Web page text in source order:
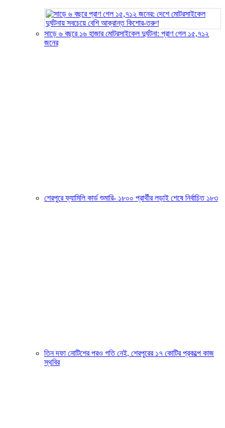
সাড়ে ৬ বছরে ১৬ হাজার মোটরসাইকেল দুর্ঘটনা: প্রাণ গেল ১৫,৭১২
জনের
শেরপুরে ফ্যামিলি কার্ড শুমারি- ১৮০০ প্রার্থীর লড়াই শেষে নির্বাচিত ১৮৩
তিন দফা নোটিশের পরও গতি নেই, শেরপুরের ১৭ কোটির প্রকল্পে কাজ
স্থবির